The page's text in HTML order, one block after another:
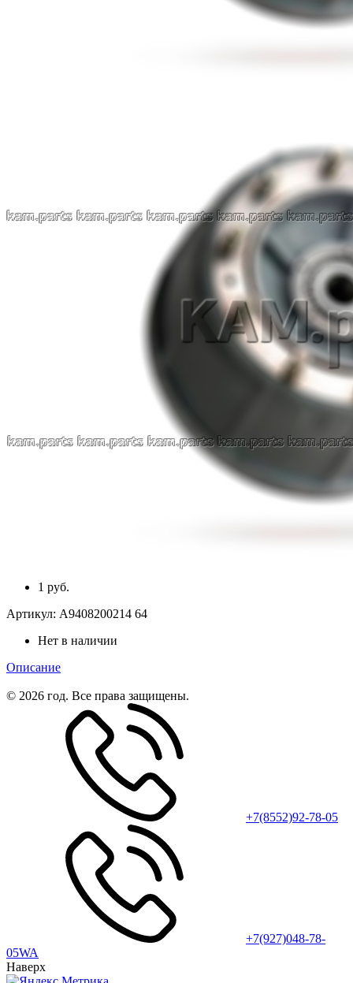
1 руб.
Артикул: A9408200214 64
Нет в наличии
Описание
© 2026 год. Все права защищены.
+7(8552)92-78-05
+7(927)048-78-
05WA
Наверх